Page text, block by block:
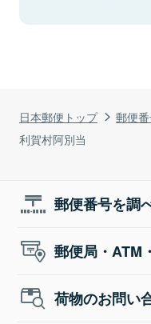
日本郵便トップ 郵便
利賀村阿別当
郵便番号を調
郵便局・ATM
荷物のお問い